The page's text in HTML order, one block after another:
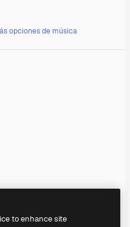
opciones de música
to enhance site